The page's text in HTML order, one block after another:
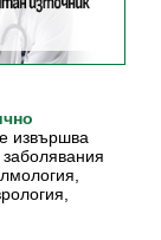
извършва